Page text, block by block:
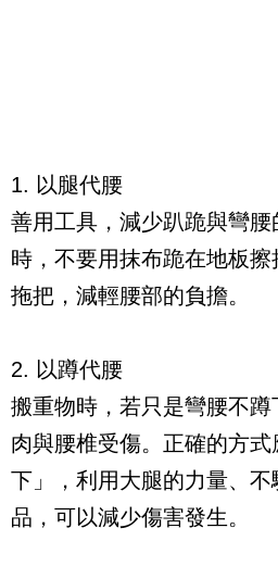
1. 以腿代腰
善用工具，減少趴跪與彎
時，不要用抹布跪在地板
拖把，減輕腰部的負擔。
2. 以蹲代腰
搬重物時，若只是彎腰不
肉與腰椎受傷。正確的方
下」，利用大腿的力量、
品，可以減少傷害發生。